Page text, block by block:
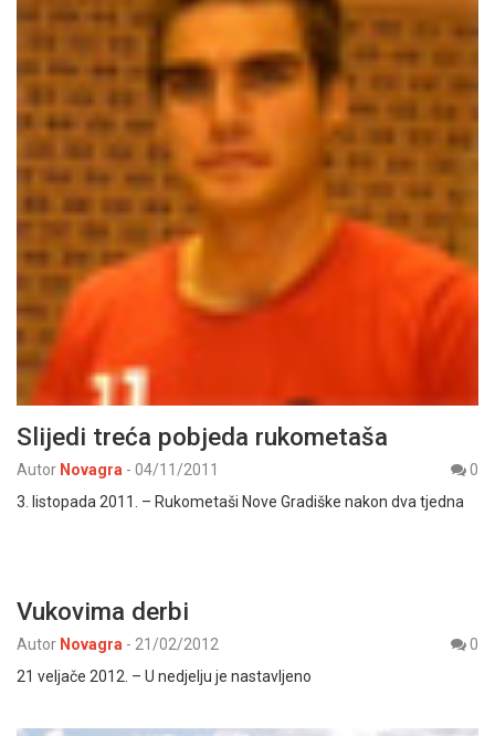
Slijedi treća pobjeda rukometaša
Autor Novagra - 04/11/2011
0
3. listopada 2011. – Rukometaši Nove Gradiške nakon dva tjedna
Vukovima derbi
Autor Novagra - 21/02/2012
0
21 veljače 2012. – U nedjelju je nastavljeno